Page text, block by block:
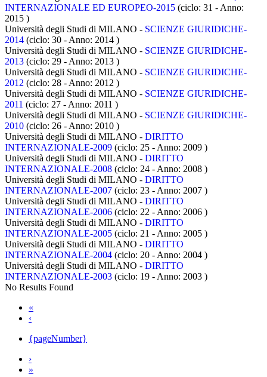
INTERNAZIONALE ED EUROPEO-2015 (ciclo: 31 - Anno:
2015 )
Università degli Studi di MILANO - SCIENZE GIURIDICHE-
2014 (ciclo: 30 - Anno: 2014 )
Università degli Studi di MILANO - SCIENZE GIURIDICHE-
2013 (ciclo: 29 - Anno: 2013 )
Università degli Studi di MILANO - SCIENZE GIURIDICHE-
2012 (ciclo: 28 - Anno: 2012 )
Università degli Studi di MILANO - SCIENZE GIURIDICHE-
2011 (ciclo: 27 - Anno: 2011 )
Università degli Studi di MILANO - SCIENZE GIURIDICHE-
2010 (ciclo: 26 - Anno: 2010 )
Università degli Studi di MILANO - DIRITTO
INTERNAZIONALE-2009 (ciclo: 25 - Anno: 2009 )
Università degli Studi di MILANO - DIRITTO
INTERNAZIONALE-2008 (ciclo: 24 - Anno: 2008 )
Università degli Studi di MILANO - DIRITTO
INTERNAZIONALE-2007 (ciclo: 23 - Anno: 2007 )
Università degli Studi di MILANO - DIRITTO
INTERNAZIONALE-2006 (ciclo: 22 - Anno: 2006 )
Università degli Studi di MILANO - DIRITTO
INTERNAZIONALE-2005 (ciclo: 21 - Anno: 2005 )
Università degli Studi di MILANO - DIRITTO
INTERNAZIONALE-2004 (ciclo: 20 - Anno: 2004 )
Università degli Studi di MILANO - DIRITTO
INTERNAZIONALE-2003 (ciclo: 19 - Anno: 2003 )
No Results Found
«
‹
{pageNumber}
›
»